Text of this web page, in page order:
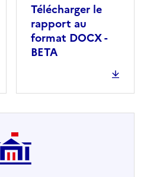
Télécharger le
rapport au
format DOCX -
BETA